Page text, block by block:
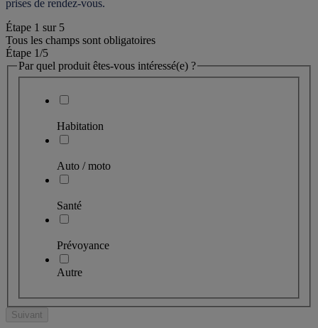
prises de rendez-vous.
Étape 1 sur 5
Tous les champs sont obligatoires
Étape 1/5
Par quel produit êtes-vous intéressé(e) ?
Habitation
Auto / moto
Santé
Prévoyance
Autre
Suivant